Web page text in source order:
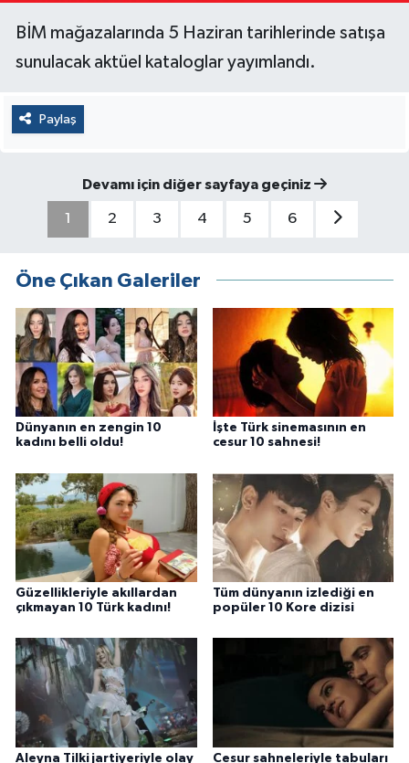
BİM mağazalarında 5 Haziran tarihlerinde satışa
sunulacak aktüel kataloglar yayımlandı.
Paylaş
Devamı için diğer sayfaya geçiniz
1 2 3 4 5 6
Öne Çıkan Galeriler
Dünyanın en zengin 10
kadını belli oldu!
İşte Türk sinemasının en
cesur 10 sahnesi!
Güzellikleriyle akıllardan
çıkmayan 10 Türk kadını!
Tüm dünyanın izlediği en
popüler 10 Kore dizisi
Aleyna Tilki jartiyeriyle olay Cesur sahneleriyle tabuları